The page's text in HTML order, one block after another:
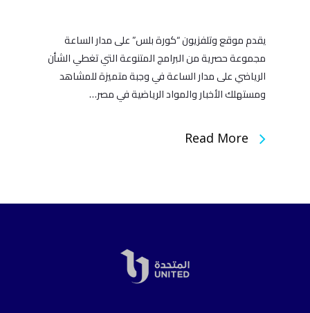
يقدم موقع وتلفزيون “كورة بلس” على مدار الساعة
مجموعة حصرية من البرامج المتنوعة التي تغطي الشأن
الرياضي على مدار الساعة في وجبة متميزة للمشاهد
ومستهلك الأخبار والمواد الرياضية في مصر…
Read More